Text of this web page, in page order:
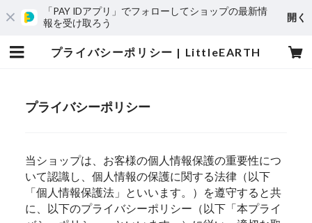
「PAY IDアプリ」でフォローしてショップの最新情
報を受け取ろう
開く
プライバシーポリシー | LittleEARTH
プライバシーポリシー
当ショップは、お客様の個人情報保護の重要性につ
いて認識し、個人情報の保護に関する法律（以下
「個人情報保護法」といいます。）を遵守すると共
に、以下のプライバシーポリシー（以下「本プライ